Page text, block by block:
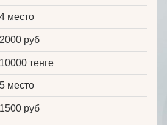
4 место
2000 руб
10000 тенге
5 место
1500 руб